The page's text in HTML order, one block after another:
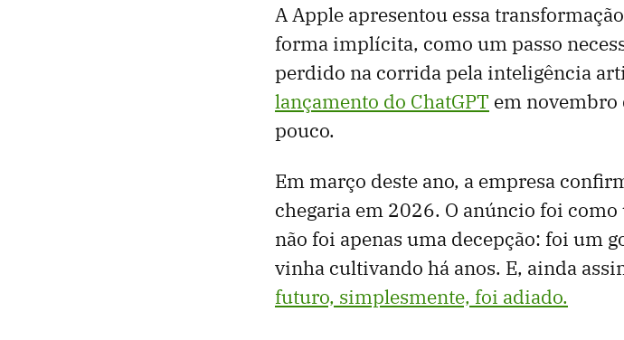
A Apple apresentou essa
forma implícita, como um passo
perdido na corrida pela inteligência
lançamento do ChatGPT em novembro
pouco.
Em março deste ano, a empresa
chegaria em 2026. O anúncio foi
não foi apenas uma decepção: foi um
vinha cultivando há anos. E, ainda
futuro, simplesmente, foi adiado.